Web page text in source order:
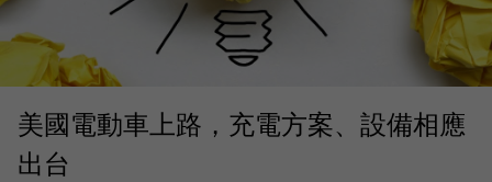
美國電動車上路，充電方案、設備相應
出台